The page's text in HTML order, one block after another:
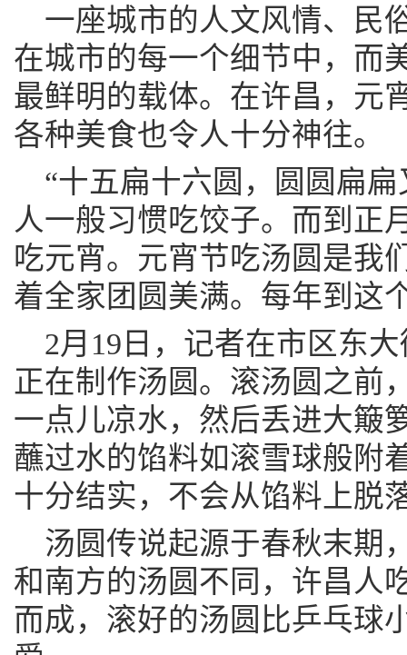
一座城市的人文风情、民
在城市的每一个细节中，而
最鲜明的载体。在许昌，元
各种美食也令人十分神往。
“十五扁十六圆，圆圆扁
人一般习惯吃饺子。而到正
吃元宵。元宵节吃汤圆是我
着全家团圆美满。每年到这
2月19日，记者在市区东
正在制作汤圆。滚汤圆之前
一点儿凉水，然后丢进大簸
蘸过水的馅料如滚雪球般附
十分结实，不会从馅料上脱
汤圆传说起源于春秋末期
和南方的汤圆不同，许昌人
而成，滚好的汤圆比乒乓球